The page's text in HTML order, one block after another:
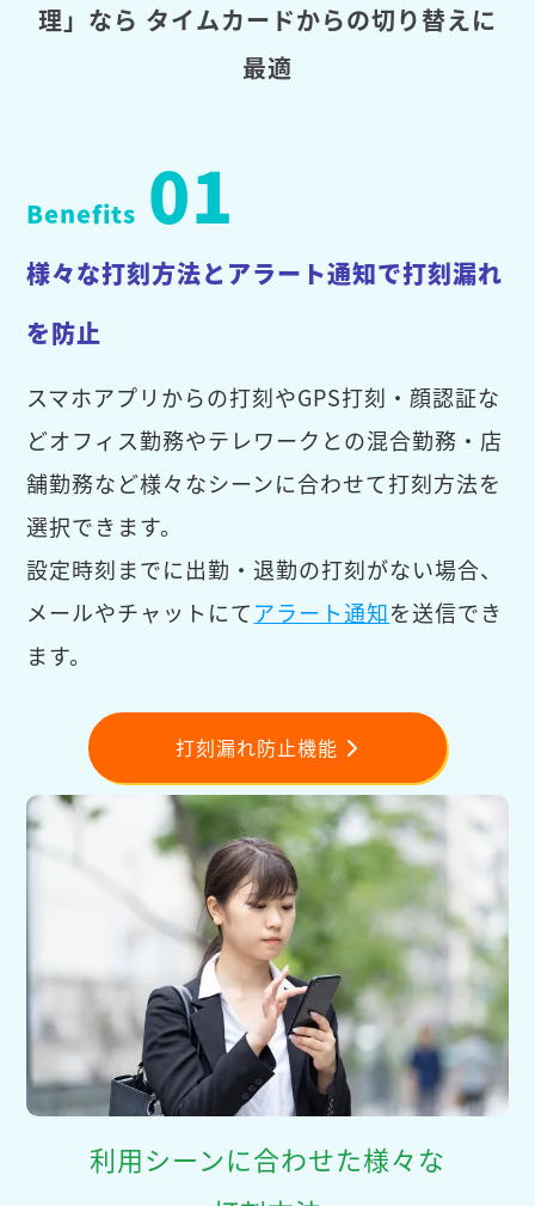
理」なら タイムカードからの切り替えに
最適
Benefits 01
様々な打刻方法とアラート通知で打刻漏れ
を防止
スマホアプリからの打刻やGPS打刻・顔認証な
どオフィス勤務やテレワークとの混合勤務・店
舗勤務など様々なシーンに合わせて打刻方法を
選択できます。
設定時刻までに出勤・退勤の打刻がない場合、
メールやチャットにてアラート通知を送信でき
ます。
打刻漏れ防止機能
利用シーンに合わせた様々な